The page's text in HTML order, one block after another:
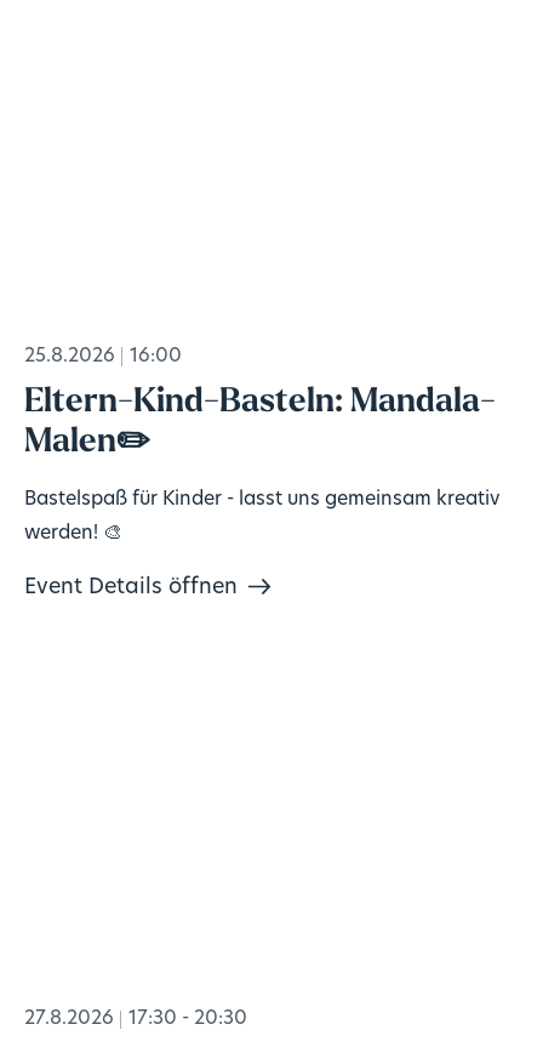
25.8.2026 16:00
Eltern-Kind-Basteln: Mandala-
Malen✏️
Bastelspaß für Kinder - lasst uns gemeinsam kreativ
werden! 🎨
Event Details öffnen
27.8.2026 17:30 - 20:30